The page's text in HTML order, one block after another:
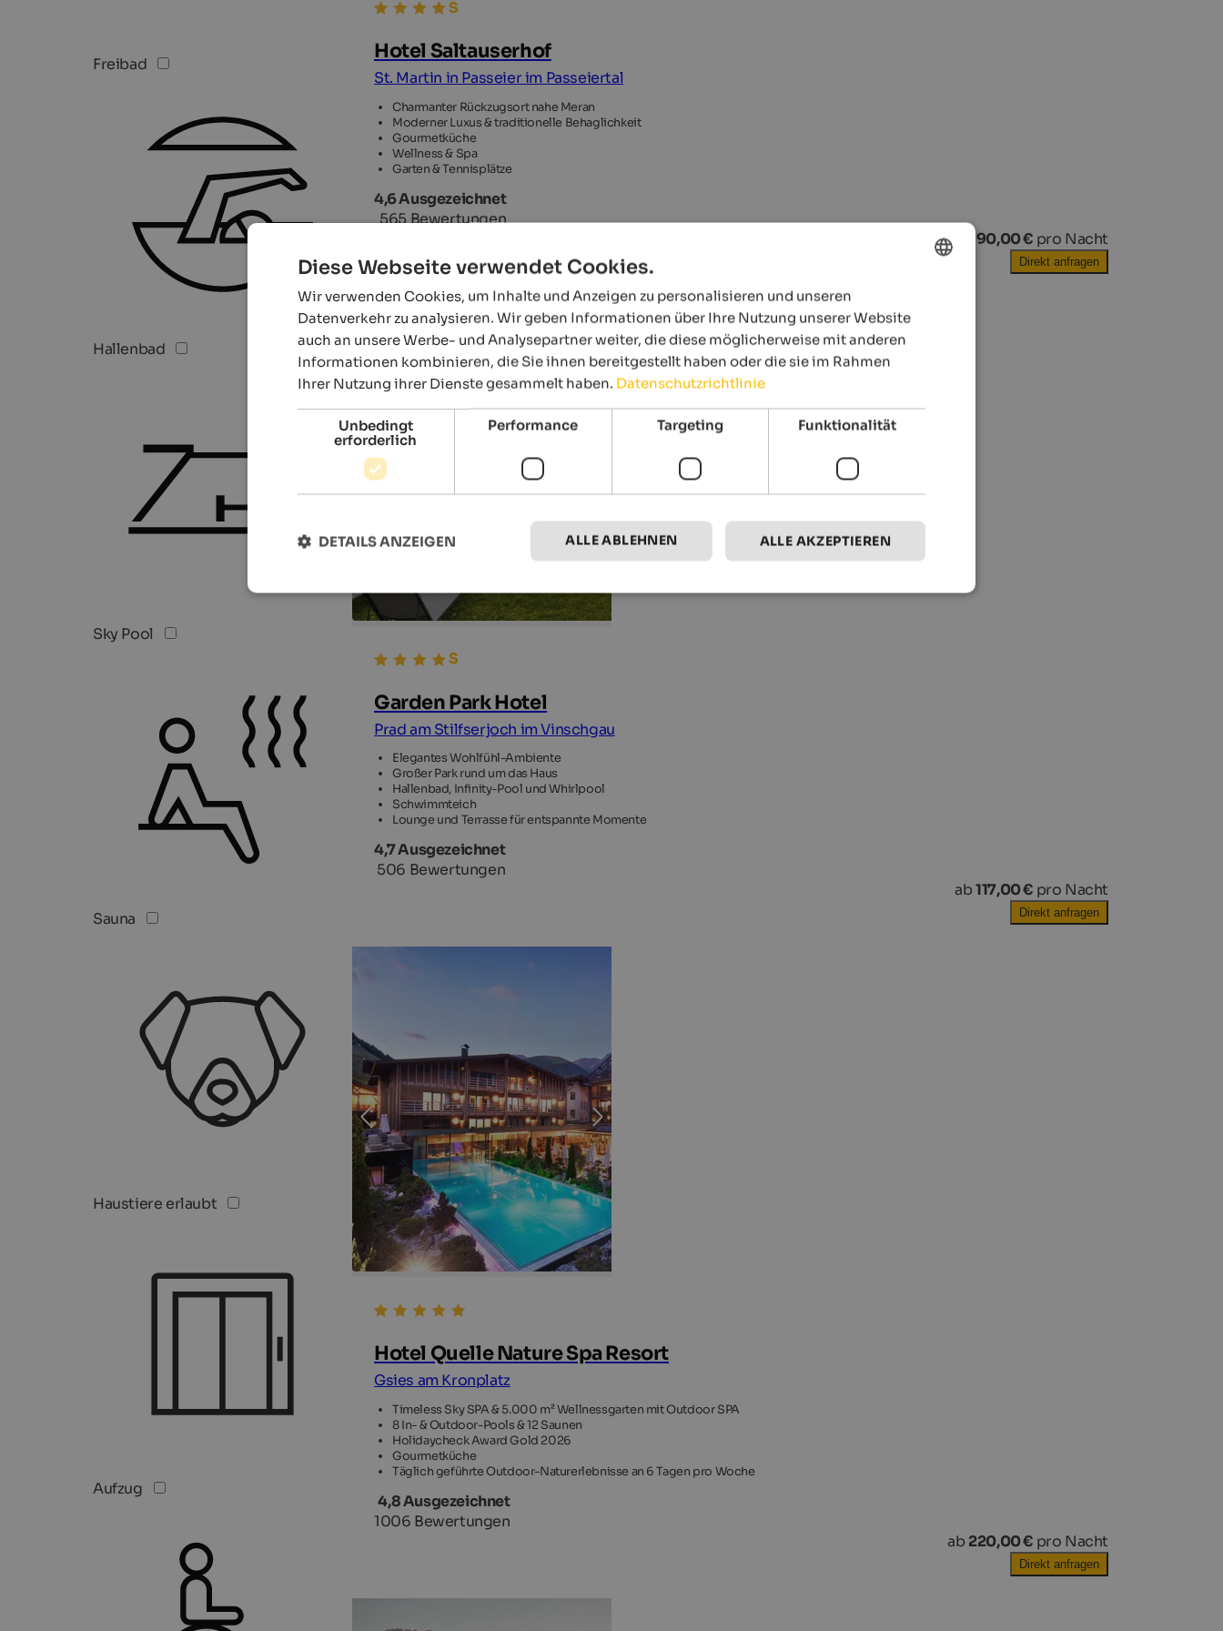
Freibad
Hallenbad
Sky Pool
Sauna
Haustiere erlaubt
Aufzug
Hotel Saltauserhof
St. Martin in Passeier im Passeiertal
Charmanter Rückzugsort nahe Meran
Moderner Luxus & traditionelle Behaglichkeit
Gourmetküche
Wellness & Spa
Garten & Tennisplätze
4,6 Ausgezeichnet
565 Bewertungen
90,00 € pro Nacht
Direkt anfragen
TOP HOTEL
Garden Park Hotel
Prad am Stilfserjoch im Vinschgau
Elegantes Wohlfühl-Ambiente
Großer Park rund um das Haus
Hallenbad, Infinity-Pool und Whirlpool
Schwimmteich
Lounge und Terrasse für entspannte Momente
4,7 Ausgezeichnet
506 Bewertungen
ab117,00 € pro Nacht
Direkt anfragen
Hotel Quelle Nature Spa Resort
Gsies am Kronplatz
Timeless Sky SPA & 5.000 m² Wellnessgarten mit Outdoor SPA
8 In- & Outdoor-Pools & 12 Saunen
Holidaycheck Award Gold 2026
Gourmetküche
Täglich geführte Outdoor-Naturerlebnisse an 6 Tagen pro Woche
4,8 Ausgezeichnet
1006 Bewertungen
ab 220,00 € pro Nacht
Direkt anfragen
GERMAN
Diese Webseite verwendet Cookies.
Wir verwenden Cookies, um Inhalte und Anzeigen zu personalisieren und unseren
Datenverkehr zu analysieren. Wir geben Informationen über Ihre Nutzung unserer Website
auch an unsere Werbe- und Analysepartner weiter, die diese möglicherweise mit anderen
Informationen kombinieren, die Sie ihnen bereitgestellt haben oder die sie im Rahmen
Ihrer Nutzung ihrer Dienste gesammelt haben. Datenschutzrichtlinie
Unbedingt
erforderlich
Performance Targeting Funktionalität
ALLE AKZEPTIEREN
ALLE ABLEHNEN
DETAILS ANZEIGEN